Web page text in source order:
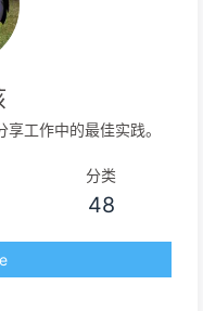
工作中的最佳实践。
分类
48